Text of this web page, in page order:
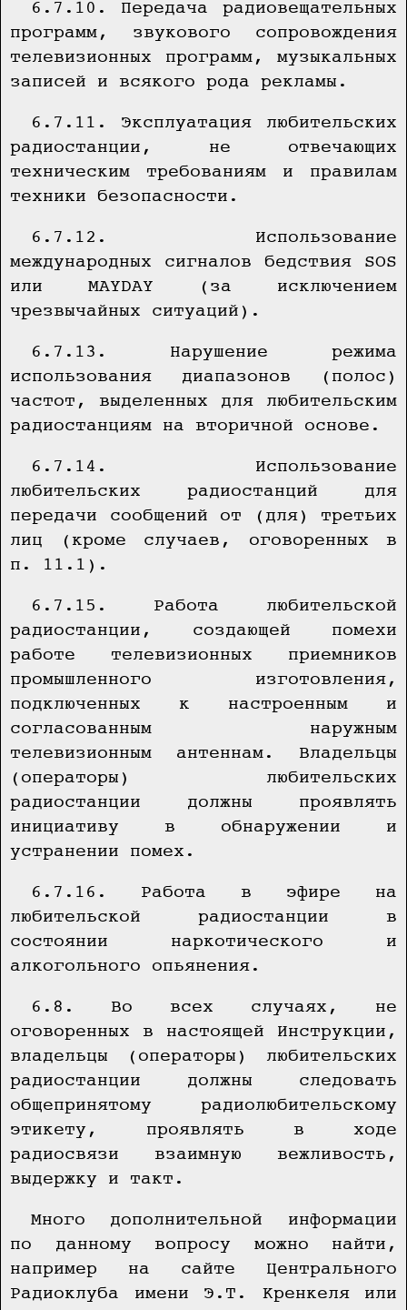
6.7.10. Передача радиовещательных
программ, звукового сопровождения
телевизионных программ, музыкальных
записей и всякого рода рекламы.
6.7.11. Эксплуатация любительских
радиостанции, не отвечающих
техническим требованиям и правилам
техники безопасности.
6.7.12. Использование
международных сигналов бедствия SOS
или MAYDAY (за исключением
чрезвычайных ситуаций).
6.7.13. Нарушение режима
использования диапазонов (полос)
частот, выделенных для любительским
радиостанциям на вторичной основе.
6.7.14. Использование
любительских радиостанций для
передачи сообщений от (для) третьих
лиц (кроме случаев, оговоренных в
п. 11.1).
6.7.15. Работа любительской
радиостанции, создающей помехи
работе телевизионных приемников
промышленного изготовления,
подключенных к настроенным и
согласованным наружным
телевизионным антеннам. Владельцы
(операторы) любительских
радиостанции должны проявлять
инициативу в обнаружении и
устранении помех.
6.7.16. Работа в эфире на
любительской радиостанции в
состоянии наркотического и
алкогольного опьянения.
6.8. Во всех случаях, не
оговоренных в настоящей Инструкции,
владельцы (операторы) любительских
радиостанции должны следовать
общепринятому радиолюбительскому
этикету, проявлять в ходе
радиосвязи взаимную вежливость,
выдержку и такт.
Много дополнительной информации
по данному вопросу можно найти,
например на сайте Центрального
Радиоклуба имени Э.Т. Кренкеля или